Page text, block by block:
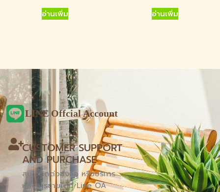
อ่านเพิ่ม อ่านเพิ่ม
LINE Offcial Account
CUSTOMER SUPPORT
AND PURCHASE
สนใจติดต่อสั่งซื้อ หรือบริการ
หลังการขายได้ที่ Line OA